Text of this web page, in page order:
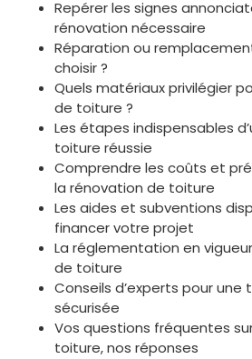
Repérer les signes
rénovation nécessaire
Réparation ou
choisir ?
Quels matériaux privilégier
de toiture ?
Les étapes indispensables
toiture réussie
Comprendre les coûts et
la rénovation de toiture
Les aides et subventions
financer votre projet
La réglementation en
de toiture
Conseils d’experts pour
sécurisée
Vos questions fréquentes
toiture, nos réponses